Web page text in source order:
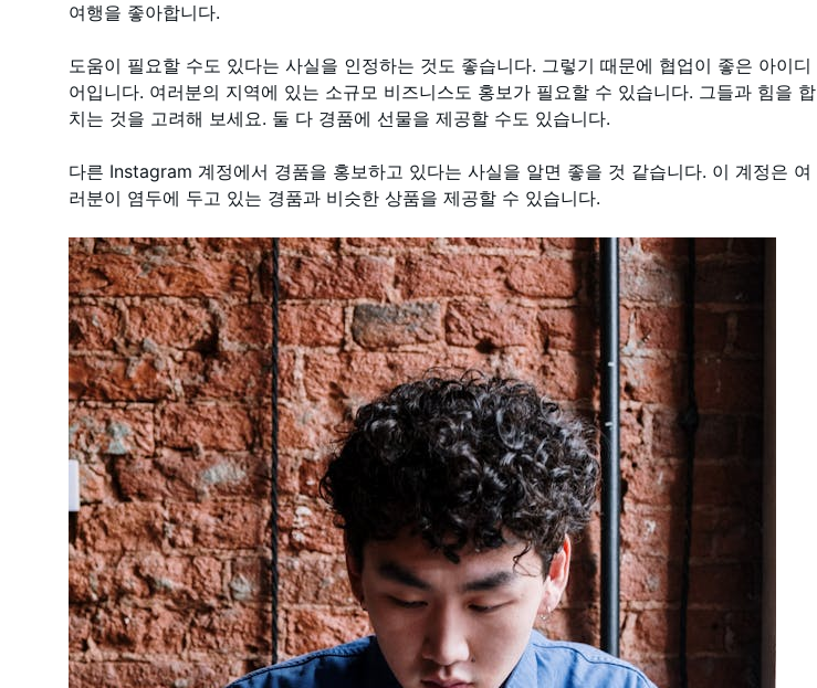
여행을 좋아합니다.
도움이 필요할 수도 있다는 사실을 인정하는 것도 좋습니다. 그렇기 때문에 협업이 좋은 아이디
어입니다. 여러분의 지역에 있는 소규모 비즈니스도 홍보가 필요할 수 있습니다. 그들과 힘을 합
치는 것을 고려해 보세요. 둘 다 경품에 선물을 제공할 수도 있습니다.
다른 Instagram 계정에서 경품을 홍보하고 있다는 사실을 알면 좋을 것 같습니다. 이 계정은 여
러분이 염두에 두고 있는 경품과 비슷한 상품을 제공할 수 있습니다.